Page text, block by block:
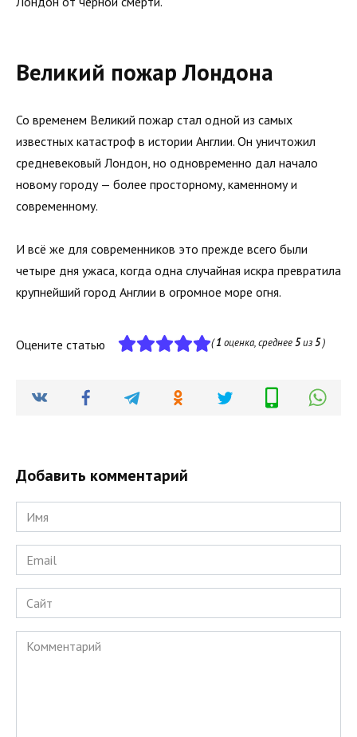
Великий пожар Лондона
Со временем Великий пожар стал одной из самых
известных катастроф в истории Англии. Он уничтожил
средневековый Лондон, но одновременно дал начало
новому городу — более просторному, каменному и
современному.
И всё же для современников это прежде всего были
четыре дня ужаса, когда одна случайная искра превратила
крупнейший город Англии в огромное море огня.
Оцените статью (1 оценка, среднее5из5)
Добавить комментарий
Имя
*
Email
*
Сайт
Комментарий